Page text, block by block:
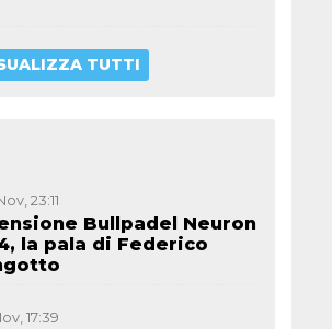
TUTTI
23:11
Bullpadel Neuron
la pala di Federico
17:39